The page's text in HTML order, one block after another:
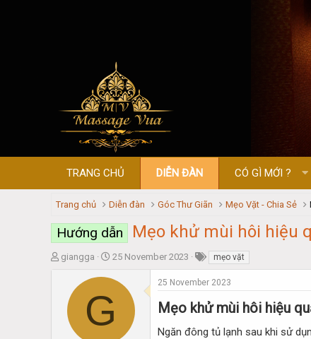
TRANG CHỦ DIỄN ĐÀN CÓ GÌ MỚI ?
Trang chủ Diễn đàn Góc Thư Giãn Mẹo Vặt - Chia Sẻ
Hướng dẫn Mẹo khử mùi hôi hiệu
T
giangga
S
a
d
25 November 2023 mẹo vặt
G
25 November 2023
Mẹo khử mùi hôi hiệu
Ngăn đông tủ lạnh sau khi sử